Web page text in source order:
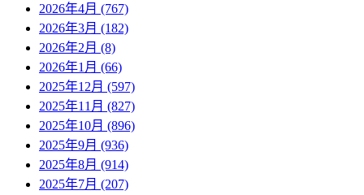
2026年4月 (767)
2026年3月 (182)
2026年2月 (8)
2026年1月 (66)
2025年12月 (597)
2025年11月 (827)
2025年10月 (896)
2025年9月 (936)
2025年8月 (914)
2025年7月 (207)